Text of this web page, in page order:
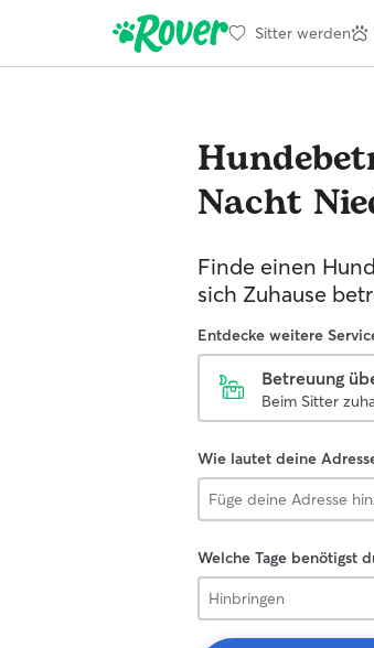
Sitter werden
Nacht
Finde einen
sich Zuhause
Entdecke weitere
Betreuung
Beim Sitter
Wie lautet deine
Welche Tage benötigst
Hinbringen